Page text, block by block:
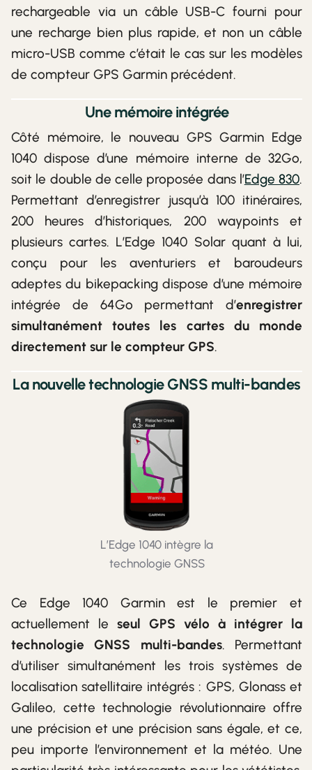
rechargeable via un câble USB-C fourni pour
une recharge bien plus rapide, et non un câble
micro-USB comme c’était le cas sur les modèles
de compteur GPS Garmin précédent.
Une mémoire intégrée
Côté mémoire, le nouveau GPS Garmin Edge
1040 dispose d’une mémoire interne de 32Go,
soit le double de celle proposée dans l’Edge 830.
Permettant d’enregistrer jusqu’à 100 itinéraires,
200 heures d’historiques, 200 waypoints et
plusieurs cartes. L’Edge 1040 Solar quant à lui,
conçu pour les aventuriers et baroudeurs
adeptes du bikepacking dispose d’une mémoire
intégrée de 64Go permettant d’enregistrer
simultanément toutes les cartes du monde
directement sur le compteur GPS.
La nouvelle technologie GNSS multi-bandes
L’Edge 1040 intègre la
technologie GNSS
Ce Edge 1040 Garmin est le premier et
actuellement le seul GPS vélo à intégrer la
technologie GNSS multi-bandes. Permettant
d’utiliser simultanément les trois systèmes de
localisation satellitaire intégrés : GPS, Glonass et
Galileo, cette technologie révolutionnaire offre
une précision et une précision sans égale, et ce,
peu importe l’environnement et la météo. Une